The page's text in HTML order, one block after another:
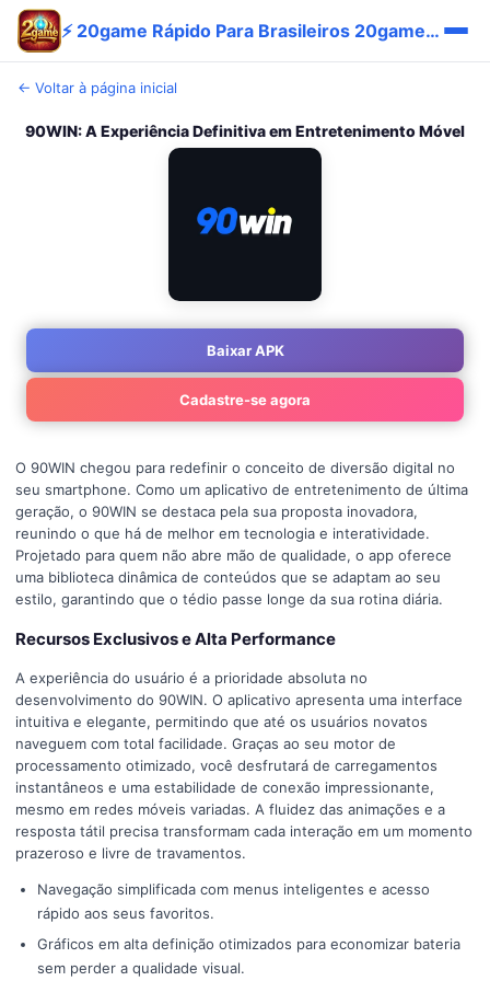
⚡ 20game Rápido Para Brasileiros 20game Vantagem Bônus App
← Voltar à página inicial
90WIN: A Experiência Definitiva em Entretenimento Móvel
Baixar APK
Cadastre-se agora
O 90WIN chegou para redefinir o conceito de diversão digital no
seu smartphone. Como um aplicativo de entretenimento de última
geração, o 90WIN se destaca pela sua proposta inovadora,
reunindo o que há de melhor em tecnologia e interatividade.
Projetado para quem não abre mão de qualidade, o app oferece
uma biblioteca dinâmica de conteúdos que se adaptam ao seu
estilo, garantindo que o tédio passe longe da sua rotina diária.
Recursos Exclusivos e Alta Performance
A experiência do usuário é a prioridade absoluta no
desenvolvimento do 90WIN. O aplicativo apresenta uma interface
intuitiva e elegante, permitindo que até os usuários novatos
naveguem com total facilidade. Graças ao seu motor de
processamento otimizado, você desfrutará de carregamentos
instantâneos e uma estabilidade de conexão impressionante,
mesmo em redes móveis variadas. A fluidez das animações e a
resposta tátil precisa transformam cada interação em um momento
prazeroso e livre de travamentos.
Navegação simplificada com menus inteligentes e acesso
rápido aos seus favoritos.
Gráficos em alta definição otimizados para economizar bateria
sem perder a qualidade visual.